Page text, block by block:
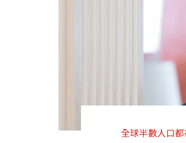
全球半數人口